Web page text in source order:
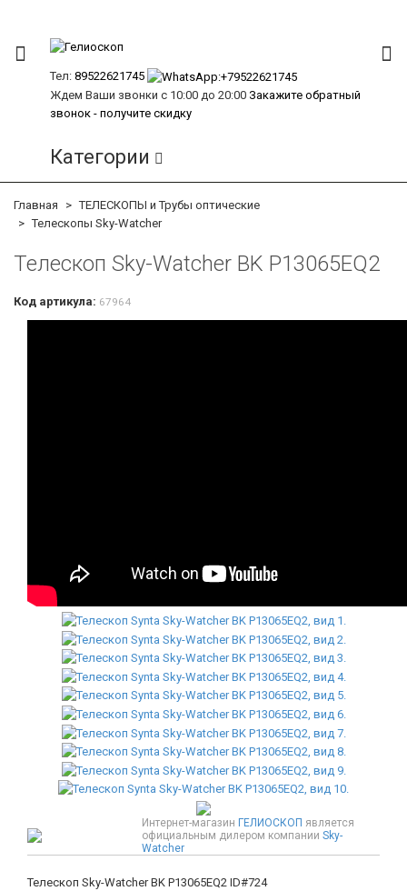
Тел: 89522621745
Ждем Ваши звонки с 10:00 до 20:00 Закажите обратный
звонок - получите скидку
Категории
Главная
ТЕЛЕСКОПЫ и Трубы оптические
Телескопы Sky-Watcher
Телескоп Sky-Watcher BK P13065EQ2
Код артикула: 67964
Интернет-магазин ГЕЛИОСКОП является
официальным дилером компании Sky-
Watcher
Телескоп Sky-Watcher BK P13065EQ2 ID#724